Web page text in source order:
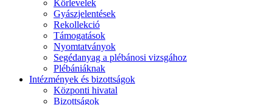
Körlevelek
Gyászjelentések
Rekollekció
Támogatások
Nyomtatványok
Segédanyag a plébánosi vizsgához
Plébániáknak
Intézmények és bizottságok
Központi hivatal
Bizottságok